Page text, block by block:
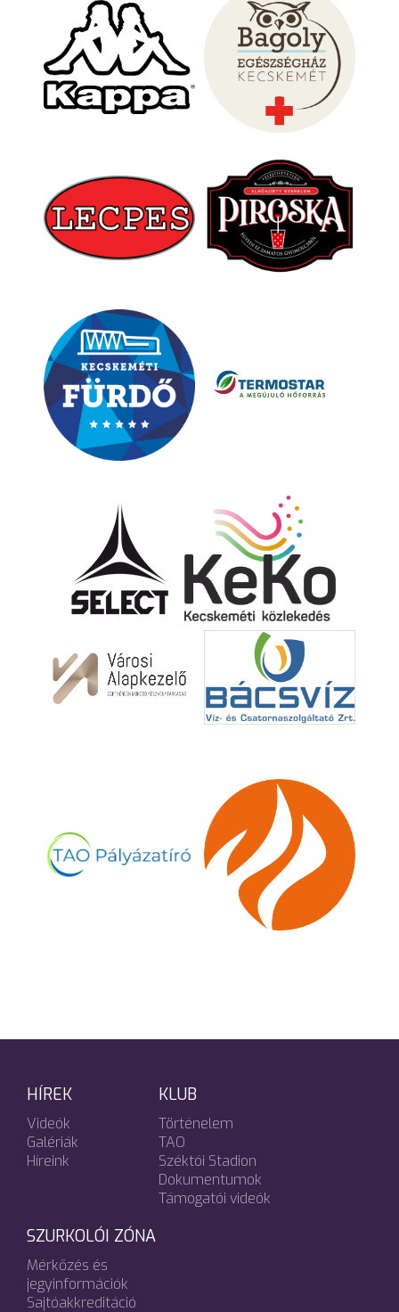
HÍREK
Videók
Galériák
Híreink
KLUB
Történelem
TAO
Széktói Stadion
Dokumentumok
Támogatói videók
SZURKOLÓI ZÓNA
Mérkőzés és
jegyinformációk
Sajtóakkreditáció